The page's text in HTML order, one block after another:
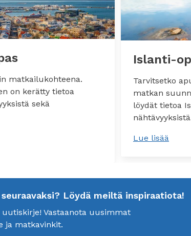
matkailukohteena.
on kerätty tietoa
sekä
Islanti-
Tarvitsetko
matkan
löydät tietoa
Lue lisää
Löydä meiltä inspiraatiota!
uutiskirje! Vastaanota uusimmat
ja matkavinkit.